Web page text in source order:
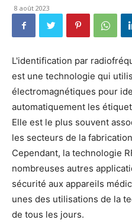
8 août 2023
L'identification par
est une technologie qui
électromagnétiques pour
automatiquement les
Elle est le plus souvent
les secteurs de la
Cependant, la technologie
nombreuses autres
sécurité aux appareils
unes des utilisations de la
de tous les jours.